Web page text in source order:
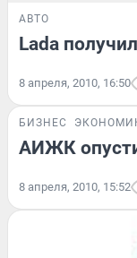
АВТО
Lada
8 апреля, 2010, 16:50
БИЗНЕС
АИЖК
8 апреля, 2010, 15:52